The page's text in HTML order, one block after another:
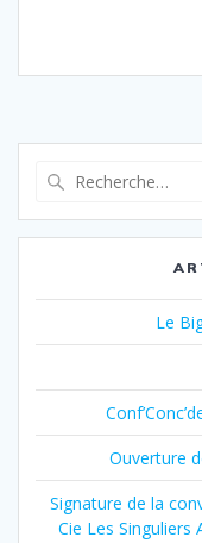
Le
Ouverture
Signature de la
Cie Les Singuliers